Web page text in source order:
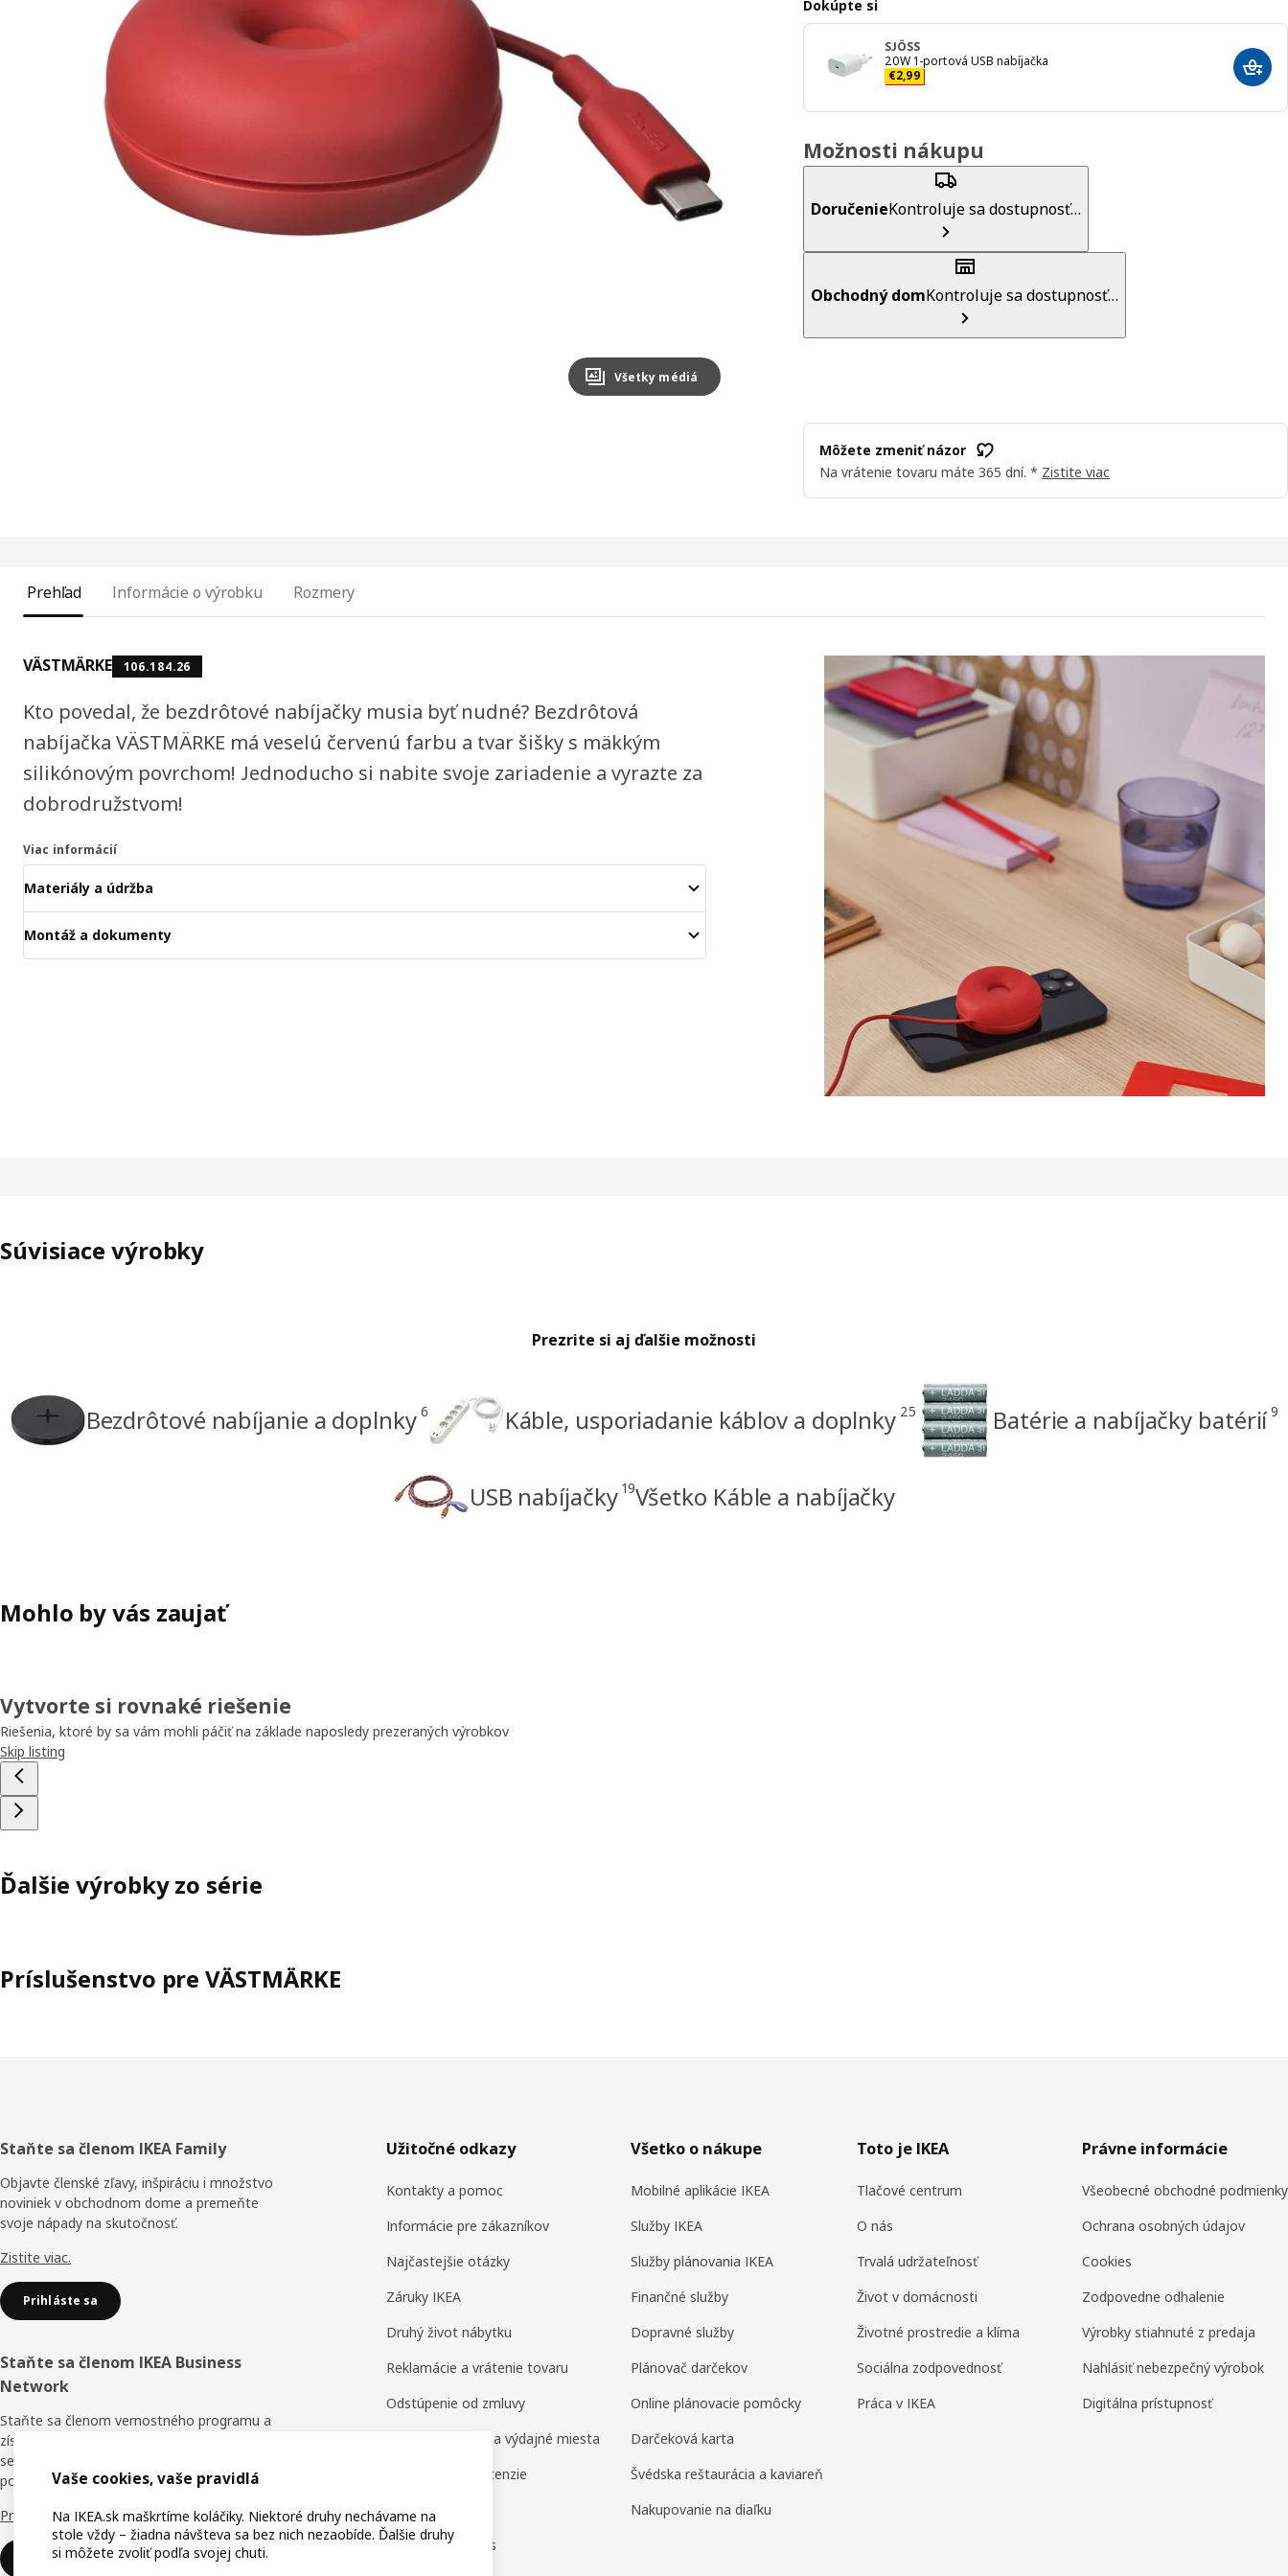
Image zoomed out, normal view
Všetky médiá
Dokúpte si
SJÖSS
20W 1-portová USB nabíjačka
€2,99
Cena € 2,99
Možnosti nákupu
DoručenieKontroluje sa dostupnosť…
Obchodný domKontroluje sa dostupnosť…
Môžete zmeniť názor
Na vrátenie tovaru máte 365 dní. * Zistite viac
Prehľad Informácie o výrobku Rozmery
VÄSTMÄRKE 106.184.26
Kto povedal, že bezdrôtové nabíjačky musia byť nudné? Bezdrôtová
nabíjačka VÄSTMÄRKE má veselú červenú farbu a tvar šišky s mäkkým
silikónovým povrchom! Jednoducho si nabite svoje zariadenie a vyrazte za
dobrodružstvom!
Viac informácií
Materiály a údržba
Montáž a dokumenty
Súvisiace výrobky
Prezrite si aj ďalšie možnosti
Bezdrôtové nabíjanie a doplnky 6 Káble, usporiadanie káblov a doplnky 25 Batérie a nabíjačky batérií 9
USB nabíjačky 19Všetko Káble a nabíjačky
Mohlo by vás zaujať
Vytvorte si rovnaké riešenie
Riešenia, ktoré by sa vám mohli páčiť na základe naposledy prezeraných výrobkov
Skip listing
Ďalšie výrobky zo série
Príslušenstvo pre VÄSTMÄRKE
Päta
stránky
Staňte sa členom IKEA Family
Objavte členské zľavy, inšpiráciu i množstvo
noviniek v obchodnom dome a premeňte
svoje nápady na skutočnosť.
Zistite viac.
Prihláste sa
Staňte sa členom IKEA Business
Network
Staňte sa členom vernostného programu a
získajte zľavy, online školenia a výhody pre
seba a svojich zamestnancov. Kto tvrdí, že v
podnikaní nie je nič zadarmo?
Prečo IKEA Business Network?
Prihláste sa
Užitočné odkazy
Kontakty a pomoc
Informácie pre zákazníkov
Najčastejšie otázky
Záruky IKEA
Druhý život nábytku
Reklamácie a vrátenie tovaru
Odstúpenie od zmluvy
Obchodné domy a výdajné miesta
Hodnotenia a recenzie
IKEA for Business
Všetko o nákupe
Mobilné aplikácie IKEA
Služby IKEA
Služby plánovania IKEA
Finančné služby
Dopravné služby
Plánovač darčekov
Online plánovacie pomôcky
Darčeková karta
Švédska reštaurácia a kaviareň
Nakupovanie na diaľku
Toto je IKEA
Tlačové centrum
O nás
Trvalá udržateľnosť
Život v domácnosti
Životné prostredie a klíma
Sociálna zodpovednosť
Práca v IKEA
Právne informácie
Všeobecné obchodné podmienky
Ochrana osobných údajov
Cookies
Zodpovedne odhalenie
Výrobky stiahnuté z predaja
Nahlásiť nebezpečný výrobok
Digitálna prístupnosť
Vaše cookies, vaše pravidlá
Na IKEA.sk maškrtíme koláčiky. Niektoré druhy nechávame na
stole vždy – žiadna návšteva sa bez nich nezaobíde. Ďalšie druhy
si môžete zvoliť podľa svojej chuti.